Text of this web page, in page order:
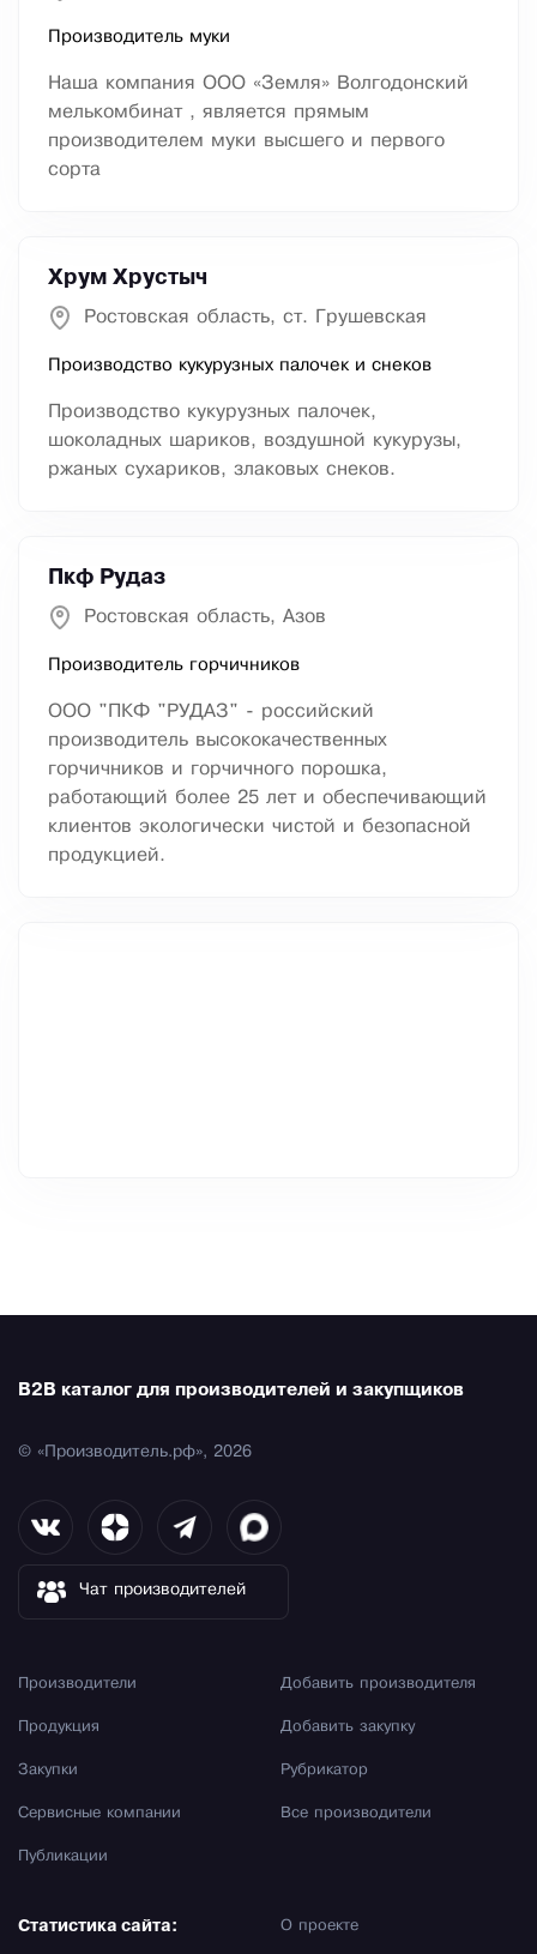
Производитель муки
Наша компания ООО «Земля» Волгодонский
мелькомбинат , является прямым
производителем муки высшего и первого
сорта
Хрум Хрустыч
Ростовская область, ст. Грушевская
Производство кукурузных палочек и снеков
Производство кукурузных палочек,
шоколадных шариков, воздушной кукурузы,
ржаных сухариков, злаковых снеков.
Пкф Рудаз
Ростовская область, Азов
Производитель горчичников
ООО "ПКФ "РУДАЗ" - российский
производитель высококачественных
горчичников и горчичного порошка,
работающий более 25 лет и обеспечивающий
клиентов экологически чистой и безопасной
продукцией.
B2B каталог для производителей и закупщиков
© «Производитель.рф», 2026
Чат производителей
Производители
Продукция
Закупки
Сервисные компании
Публикации
Добавить производителя
Добавить закупку
Рубрикатор
Все производители
О проекте
Статистика сайта: